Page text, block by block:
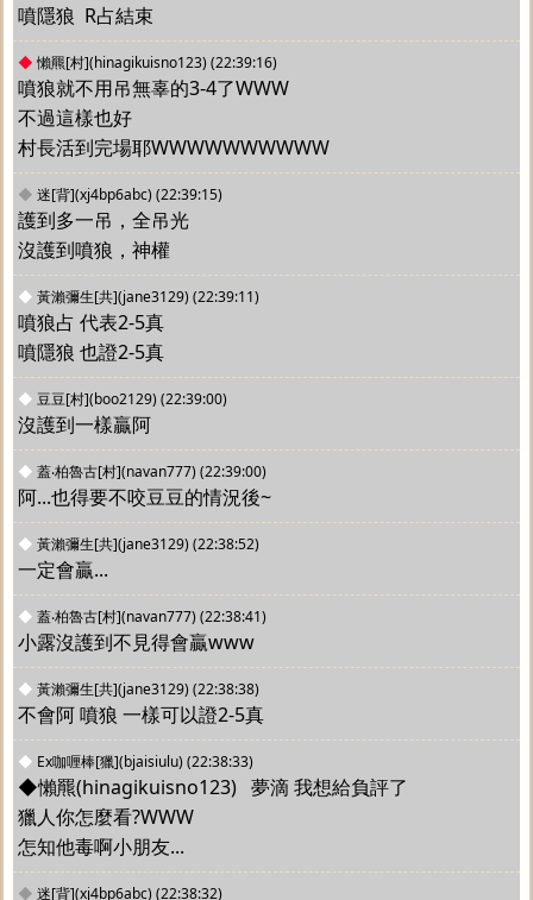
噴隱狼  R占結束
◆ 懶羆[村](hinagikuisno123) (22:39:16)
噴狼就不用吊無辜的3-4了WWW
不過這樣也好
村長活到完場耶WWWWWWWWWW
◆ 迷[背](xj4bp6abc) (22:39:15)
護到多一吊，全吊光
沒護到噴狼，神權
◆ 黃瀨彌生[共](jane3129) (22:39:11)
噴狼占 代表2-5真
噴隱狼 也證2-5真
◆ 豆豆[村](boo2129) (22:39:00)
沒護到一樣贏阿
◆ 蓋‧柏魯古[村](navan777) (22:39:00)
阿...也得要不咬豆豆的情況後~
◆ 黃瀨彌生[共](jane3129) (22:38:52)
一定會贏...
◆ 蓋‧柏魯古[村](navan777) (22:38:41)
小露沒護到不見得會贏www
◆ 黃瀨彌生[共](jane3129) (22:38:38)
不會阿 噴狼 一樣可以證2-5真
◆ Ex咖喱棒[獵](bjaisiulu) (22:38:33)
◆懶羆(hinagikuisno123)   夢滴 我想給負評了
獵人你怎麼看?WWW
怎知他毒啊小朋友...
◆ 迷[背](xj4bp6abc) (22:38:32)